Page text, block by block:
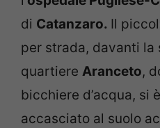
di Catanzaro. Il
per strada, davanti la
quartiere Aranceto,
bicchiere d’acqua, si
accasciato al suolo